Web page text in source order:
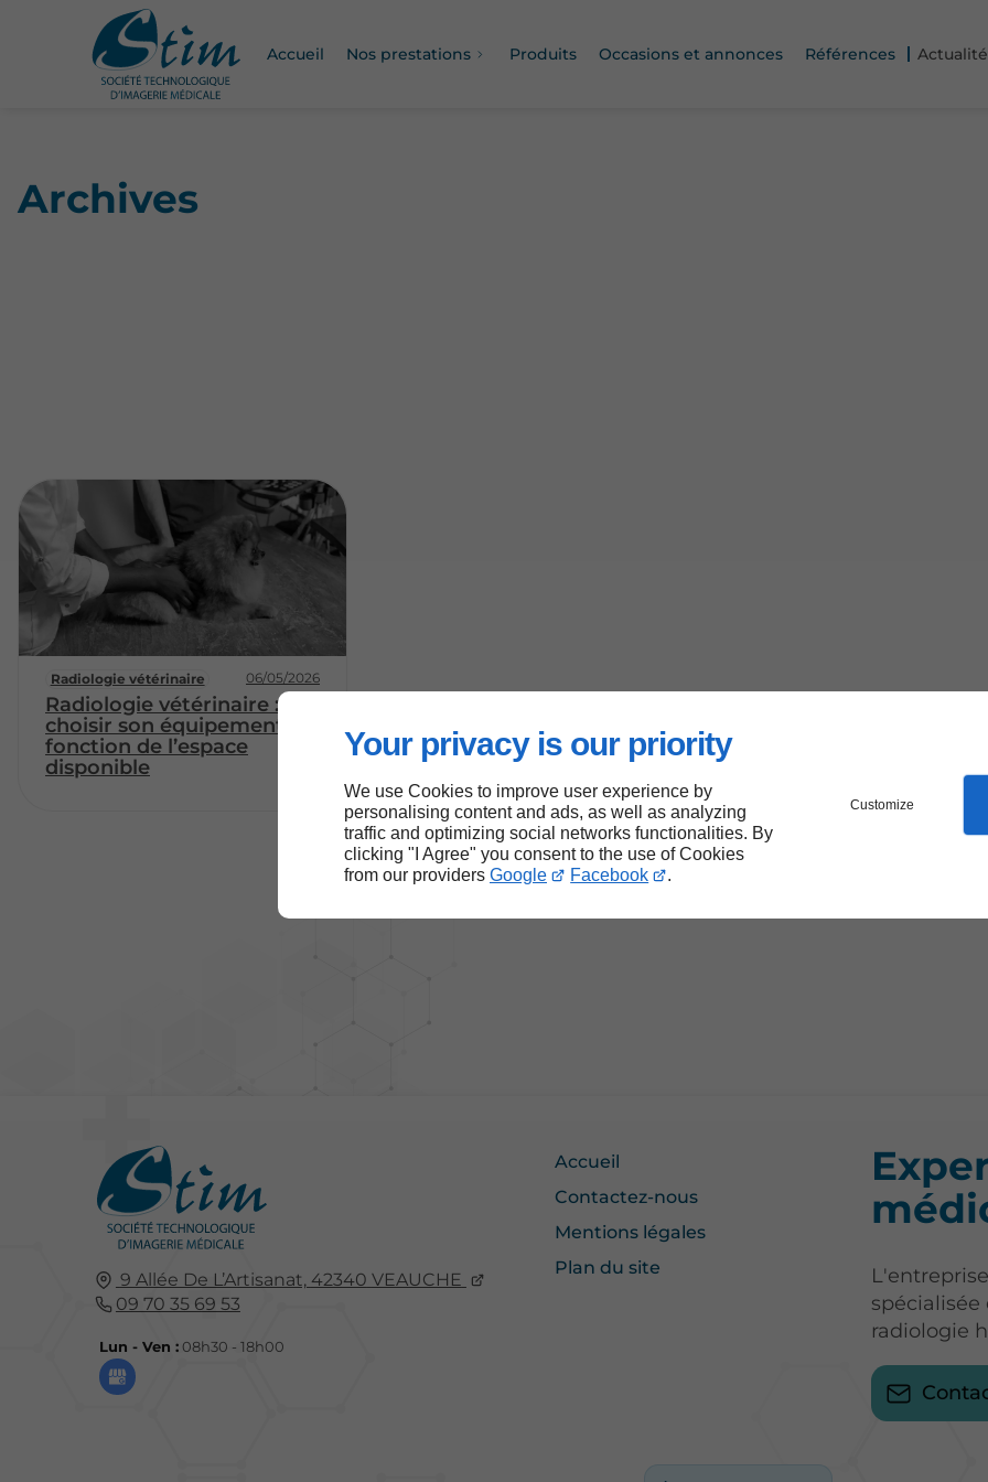
Your privacy is our priority
We use Cookies to improve user experience by
personalising content and ads, as well as analyzing
traffic and optimizing social networks functionalities. By
clicking "I Agree" you consent to the use of Cookies
from our providers Google Facebook .
Customize
Accueil Nos prestations Produits Occasions et annonces Références
Archives
Radiologie vétérinaire 06/05/2026
Radiologie vétérinaire :
choisir son équipement en
fonction de l’espace
disponible
9 Allée De L’Artisanat, 42340 VEAUCHE
09 70 35 69 53
Lun - Ven :08h30 - 18h00
Accueil
Contactez-nous
Mentions légales
Plan du site
radiologie